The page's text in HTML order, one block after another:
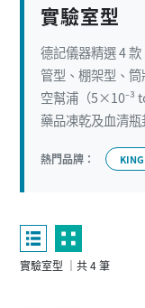
實驗室型
德記儀器精選 4
管型、棚架型、
空幫浦（5×10⁻³
藥品凍乾及血清瓶
熱門品牌：
實驗室型 ｜共 4 筆